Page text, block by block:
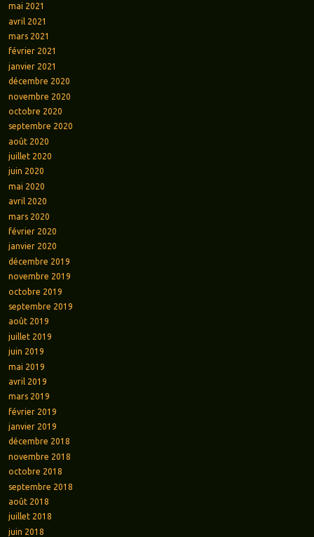
mai 2021
avril 2021
mars 2021
février 2021
janvier 2021
décembre 2020
novembre 2020
octobre 2020
septembre 2020
août 2020
juillet 2020
juin 2020
mai 2020
avril 2020
mars 2020
février 2020
janvier 2020
décembre 2019
novembre 2019
octobre 2019
septembre 2019
août 2019
juillet 2019
juin 2019
mai 2019
avril 2019
mars 2019
février 2019
janvier 2019
décembre 2018
novembre 2018
octobre 2018
septembre 2018
août 2018
juillet 2018
juin 2018